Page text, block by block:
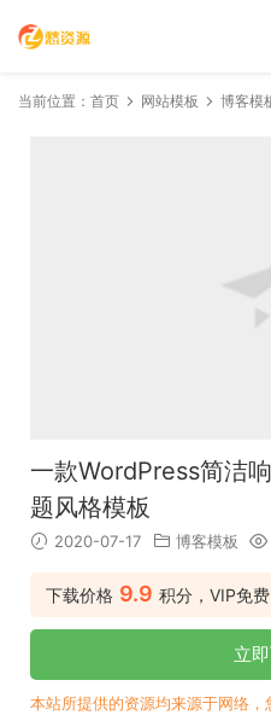
当前位置： 首页 网站模板 博客模
一款WordPress简洁
题风格模板
2020-07-17 博客模板
下载价格 9.9 积分，VIP免
立
本站所提供的资源均来源于网络